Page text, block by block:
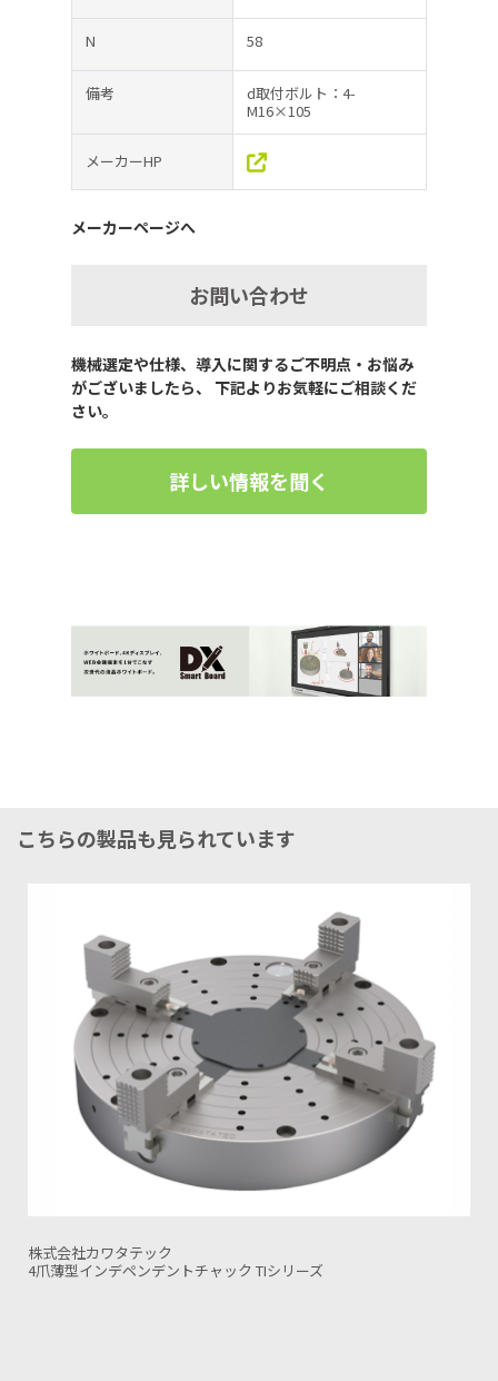
N 58
備考
d取付ボルト：4-
M16×105
メーカーHP
メーカーページへ
お問い合わせ
機械選定や仕様、導入に関するご不明点・お悩み
がございましたら、 下記よりお気軽にご相談くだ
さい。
詳しい情報を聞く
こちらの製品も見られています
株式会社カワタテック
インデペンデントチャック 46シリーズ(フランジ標準タ